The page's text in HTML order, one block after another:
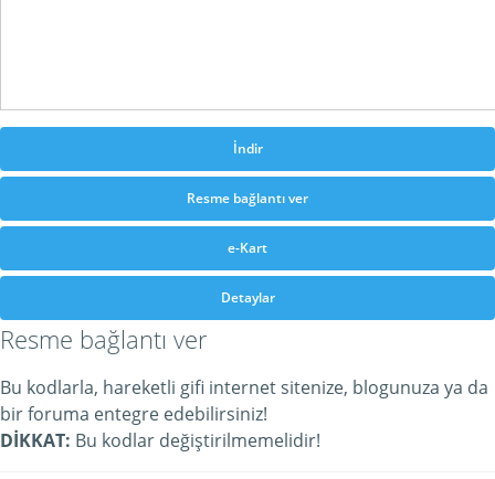
İndir
Resme bağlantı ver
e-Kart
Detaylar
Resme bağlantı ver
Bu kodlarla, hareketli gifi internet sitenize, blogunuza ya da
bir foruma entegre edebilirsiniz!
DİKKAT: Bu kodlar değiştirilmemelidir!